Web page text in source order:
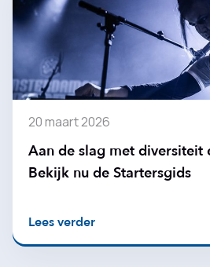
20 maart 2026
Aan de slag met diversiteit
Bekijk nu de Startersgids
Lees verder